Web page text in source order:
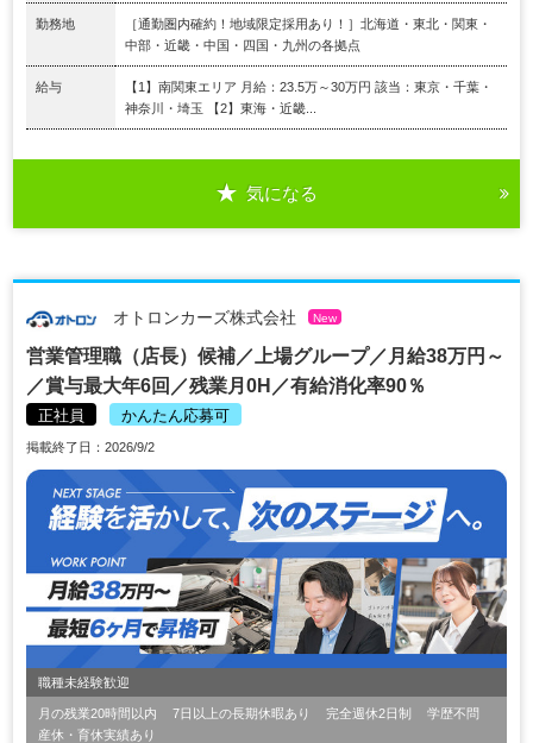
勤務地
［通勤圏内確約！地域限定採用あり！］北海道・東北・関東・
中部・近畿・中国・四国・九州の各拠点
給与
【1】南関東エリア 月給：23.5万～30万円 該当：東京・千葉・
神奈川・埼玉 【2】東海・近畿...
気になる
オトロンカーズ株式会社 New
営業管理職（店長）候補／上場グループ／月給38万円～
／賞与最大年6回／残業月0H／有給消化率90％
正社員 かんたん応募可
掲載終了日：2026/9/2
職種未経験歓迎
月の残業20時間以内 7日以上の長期休暇あり 完全週休2日制
学歴不問
産休・育休実績あり